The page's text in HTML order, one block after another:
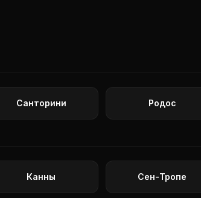
Санторини Родос
Канны Сен-Тропе